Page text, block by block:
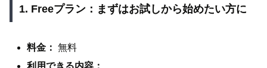
1. Freeプラン：まずはお試しから始めたい方に
料金： 無料
利用できる内容：